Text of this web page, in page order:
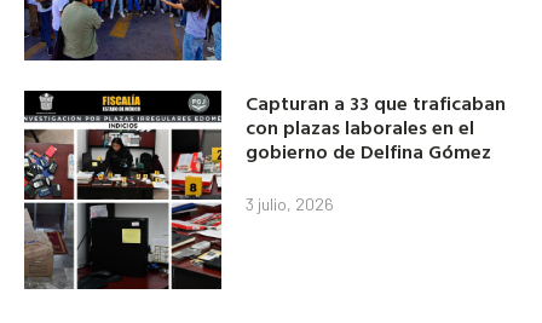
Capturan a 33 que traficaban
con plazas laborales en el
gobierno de Delfina Gómez
3 julio, 2026